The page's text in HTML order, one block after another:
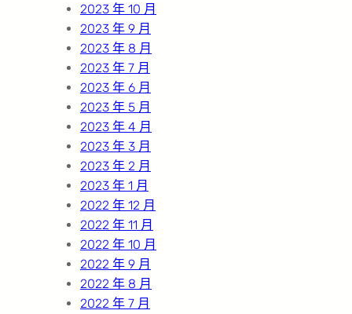
2023 年 10 月
2023 年 9 月
2023 年 8 月
2023 年 7 月
2023 年 6 月
2023 年 5 月
2023 年 4 月
2023 年 3 月
2023 年 2 月
2023 年 1 月
2022 年 12 月
2022 年 11 月
2022 年 10 月
2022 年 9 月
2022 年 8 月
2022 年 7 月